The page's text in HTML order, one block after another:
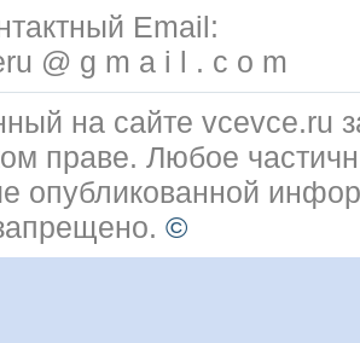
Email:
@ g m a i l . c o m
на сайте vcevce.ru
праве. Любое
опубликованной
©